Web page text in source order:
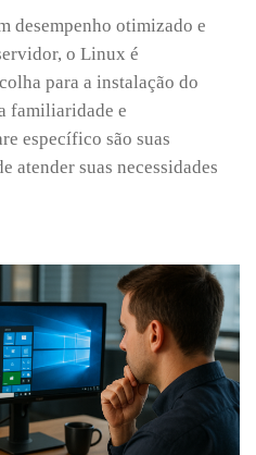
desempenho otimizado e
o Linux é
para a instalação do
familiaridade e
específico são suas
atender suas necessidades